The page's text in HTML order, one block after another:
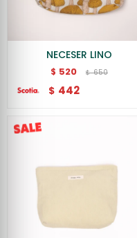
NECESER LINO
$ 520 $ 650
$ 442